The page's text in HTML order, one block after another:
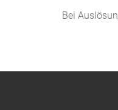
Bei